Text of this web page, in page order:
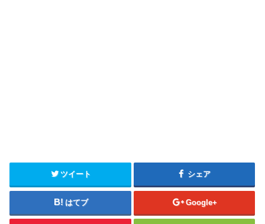
ツイート シェア
はてブ Google+